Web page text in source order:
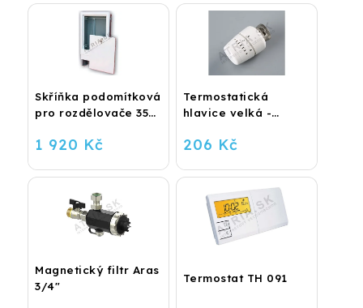
Skříňka podomítková
pro rozdělovače 350
1 920 Kč
Termostatická
hlavice velká -
206 Kč
Magnetický filtr Aras
3/4"
Termostat TH 091